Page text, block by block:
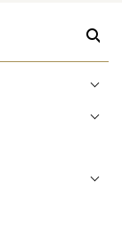
search